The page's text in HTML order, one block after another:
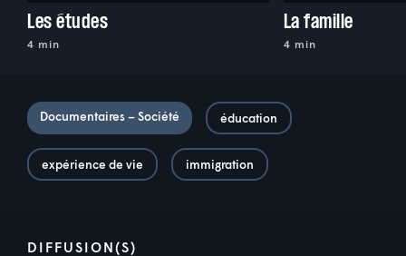
Les études
4 min
La famille
4 min
Documentaires – Société éducation
expérience de vie immigration
DIFFUSION(S)